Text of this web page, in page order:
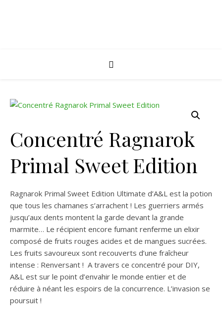
Concentré Ragnarok
Primal Sweet Edition
Ragnarok Primal Sweet Edition Ultimate d’A&L est la potion
que tous les chamanes s’arrachent ! Les guerriers armés
jusqu’aux dents montent la garde devant la grande
marmite… Le récipient encore fumant renferme un elixir
composé de fruits rouges acides et de mangues sucrées.
Les fruits savoureux sont recouverts d’une fraîcheur
intense : Renversant ! A travers ce concentré pour DIY,
A&L est sur le point d’envahir le monde entier et de
réduire à néant les espoirs de la concurrence. L’invasion se
poursuit !